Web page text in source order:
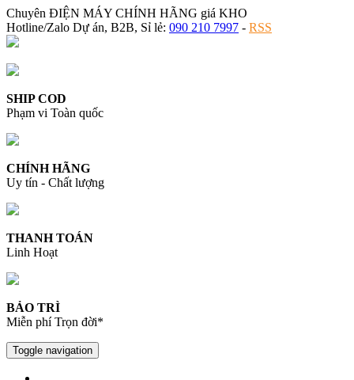
Chuyên ĐIỆN MÁY CHÍNH HÃNG giá KHO
Hotline/Zalo Dự án, B2B, Sỉ lẻ: 090 210 7997 - RSS
SHIP COD
Phạm vi Toàn quốc
CHÍNH HÃNG
Uy tín - Chất lượng
THANH TOÁN
Linh Hoạt
BẢO TRÌ
Miễn phí Trọn đời*
Toggle navigation